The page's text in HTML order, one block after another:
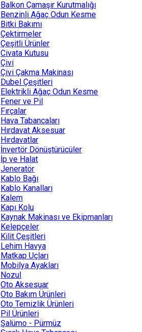
Balkon Çamaşır Kurutmalığı
Benzinli Ağaç Odun Kesme
Bitki Bakımı
Çektirmeler
Çeşitli Ürünler
Civata Kutusu
Çivi
Çivi Çakma Makinası
Dubel Çeşitleri
Elektrikli Ağaç Odun Kesme
Fener ve Pil
Fırçalar
Hava Tabancaları
Hırdavat Aksesuar
Hırdavatlar
İnvertör Dönüştürücüler
İp ve Halat
Jeneratör
Kablo Bağı
Kablo Kanalları
Kalem
Kapı Kolu
Kaynak Makinası ve Ekipmanları
Kelepçeler
Kilit Çeşitleri
Lehim Havya
Matkap Uçları
Mobilya Ayakları
Nozul
Oto Aksesuar
Oto Bakım Ürünleri
Oto Temizlik Ürünleri
Pil Ürünleri
Şalümo - Pürmüz